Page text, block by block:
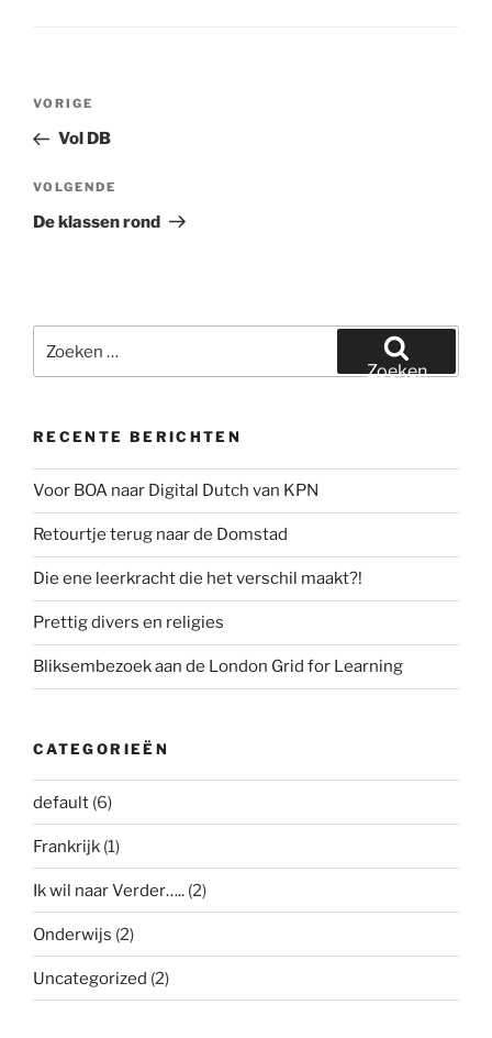
Bericht
Vorig
bericht
VORIGE
Vol DB
Volgend
bericht
VOLGENDE
De klassen rond
naar:
Zoeken
RECENTE BERICHTEN
Voor BOA naar Digital Dutch van KPN
Retourtje terug naar de Domstad
Die ene leerkracht die het verschil maakt?!
Prettig divers en religies
Bliksembezoek aan de London Grid for Learning
CATEGORIEËN
default (6)
Frankrijk (1)
Ik wil naar Verder….. (2)
Onderwijs (2)
Uncategorized (2)